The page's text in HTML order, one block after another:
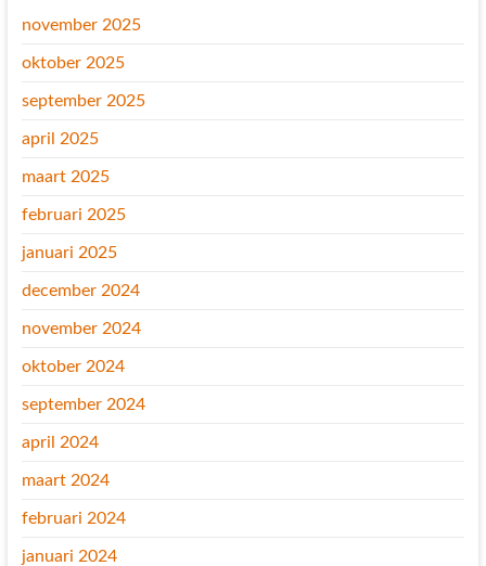
november 2025
oktober 2025
september 2025
april 2025
maart 2025
februari 2025
januari 2025
december 2024
november 2024
oktober 2024
september 2024
april 2024
maart 2024
februari 2024
januari 2024